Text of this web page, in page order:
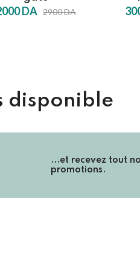
DA 2900 DA
disponible
...et recevez tout
promotions.